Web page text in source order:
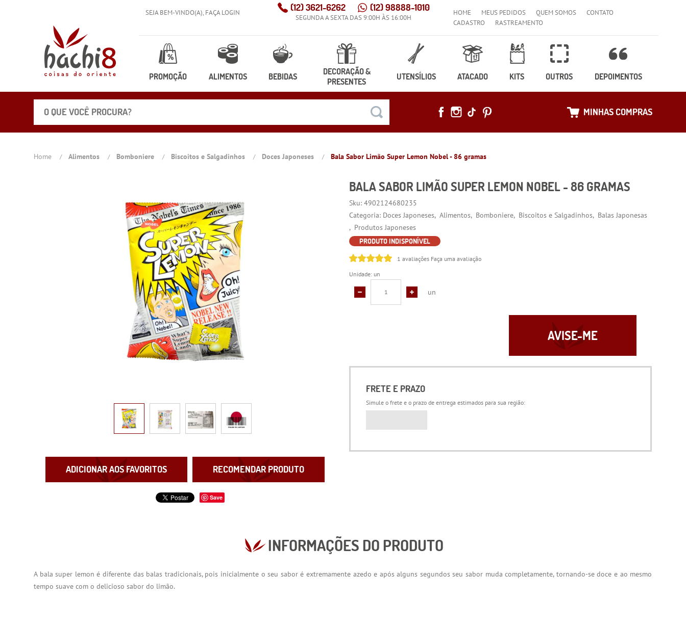
SEJA BEM-VINDO(A), FAÇA LOGIN (12)3621-6262 (12)98888-1010
SEGUNDA A SEXTA DAS 9:00H ÀS 16:00H
HOME MEUS PEDIDOS QUEM SOMOS
CONTATO
CADASTRO
RASTREAMENTO
PROMOÇÃO ALIMENTOS BEBIDAS
DECORAÇÃO &
PRESENTES
UTENSÍLIOS ATACADO KITS OUTROS DEPOIMENTOS
MINHAS COMPRAS
Home Alimentos Bomboniere Biscoitos e Salgadinhos Doces Japoneses Bala Sabor Limão Super Lemon Nobel - 86 gramas
ADICIONAR AOS FAVORITOS RECOMENDAR PRODUTO
Save
BALA SABOR LIMÃO SUPER LEMON NOBEL - 86 GRAMAS
Sku:4902124680235
Categoria: Doces Japoneses Alimentos Bomboniere Biscoitos e Salgadinhos
Balas Japonesas
Produtos Japoneses
PRODUTO INDISPONÍVEL
1 avaliações Faça uma avaliação
Unidade: un
un
AVISE-ME
FRETE E PRAZO
Simule o frete e o prazo de entrega estimados para sua região:
INFORMAÇÕES DO PRODUTO
A bala super lemon é diferente das balas tradicionais, pois inicialmente o seu sabor é extremamente azedo e após alguns segundos seu sabor muda completamente, tornando-se doce e ao mesmo
tempo suave com o delicioso sabor do limão.